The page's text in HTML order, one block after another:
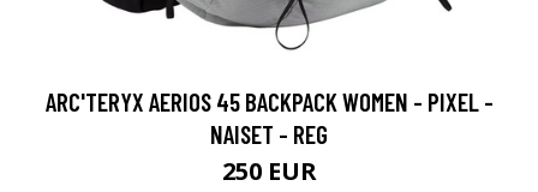
ARC'TERYX AERIOS 45 BACKPACK WOMEN - PIXEL -
NAISET - REG
250 EUR